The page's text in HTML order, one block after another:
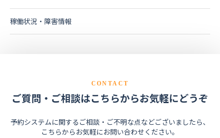
稼働状況・障害情報
CONTACT
ご質問・ご相談はこちらからお気軽にどうぞ
予約システムに関するご相談・ご不明な点などございましたら、
こちらからお気軽にお問い合わせください。